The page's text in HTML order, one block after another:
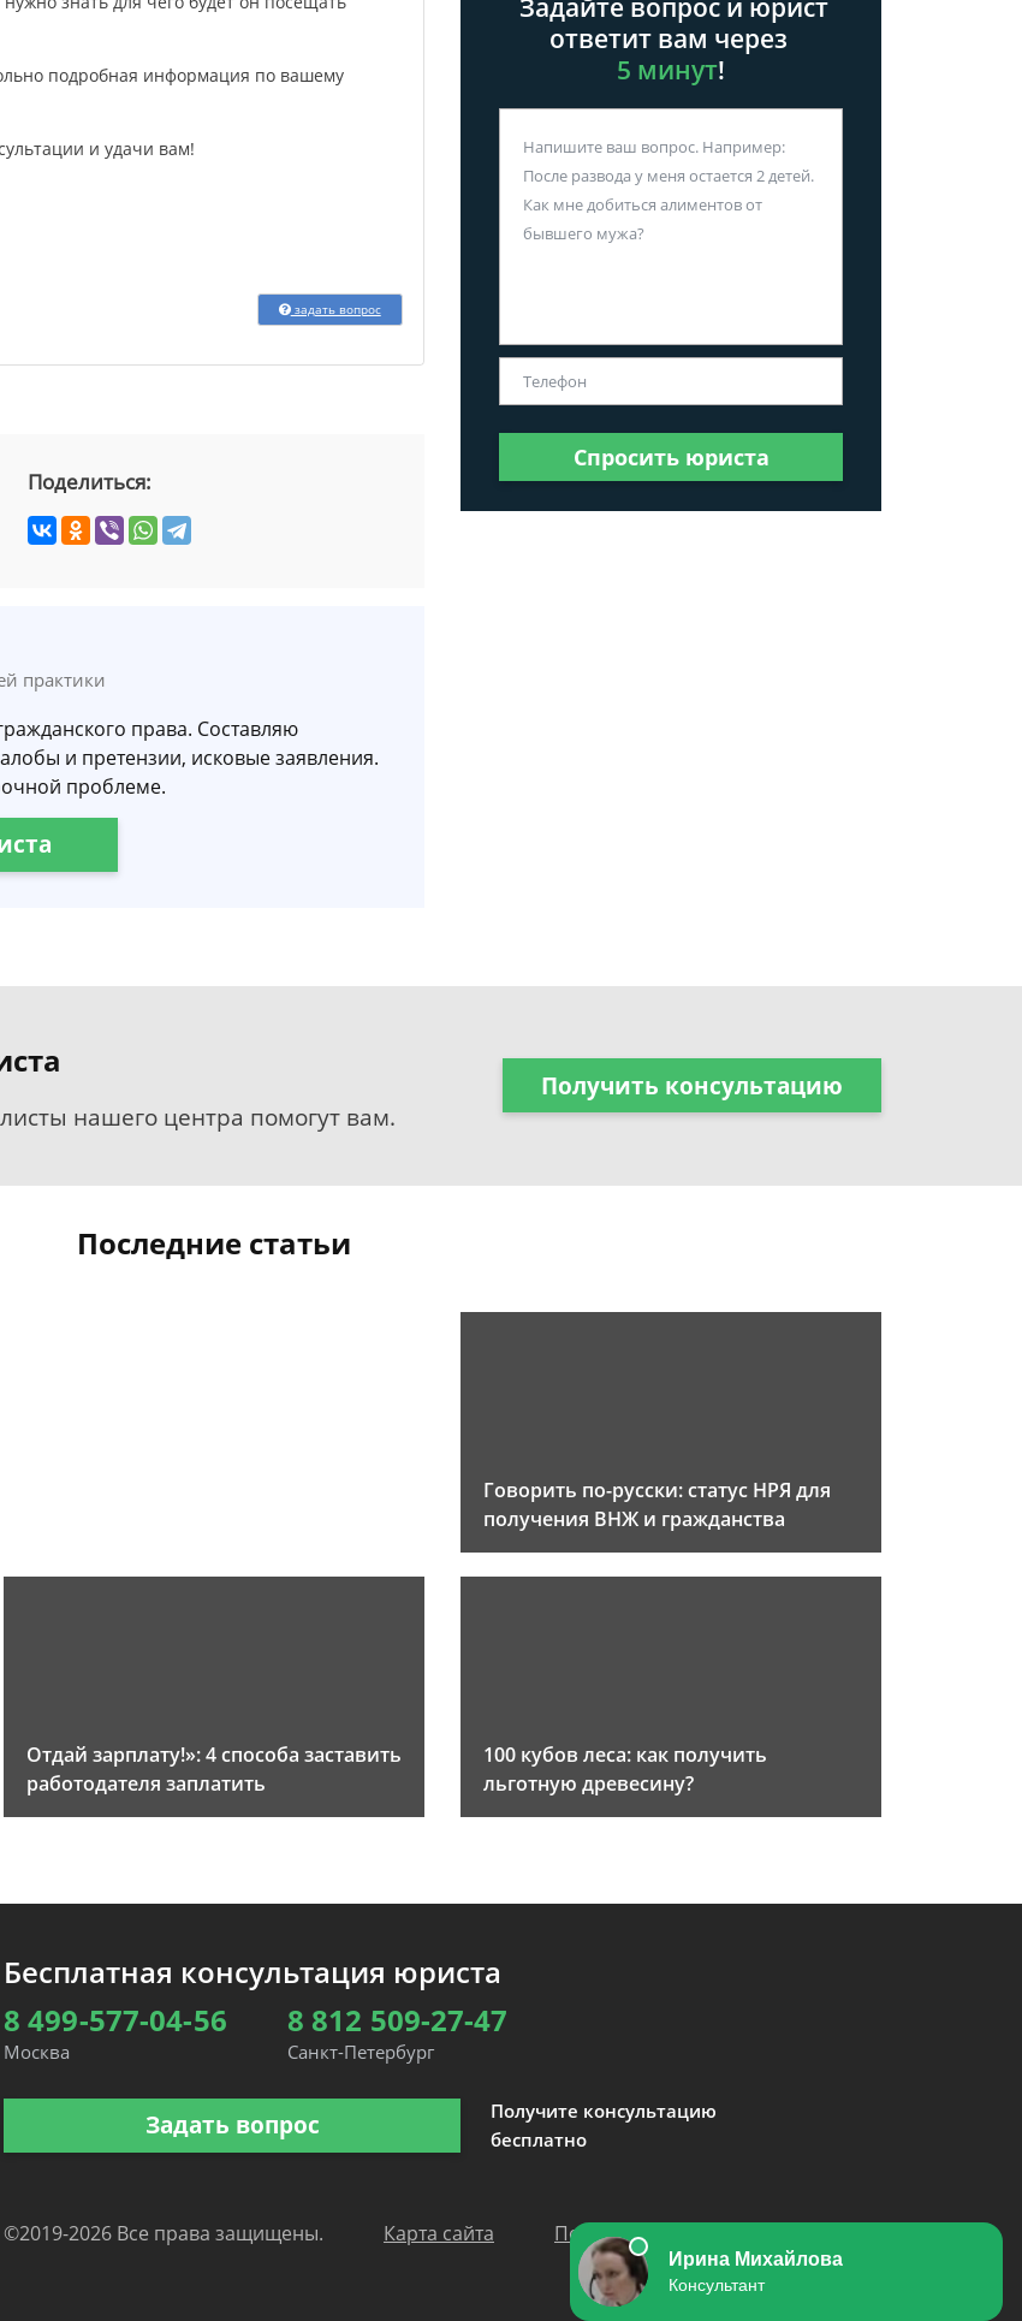
подробная информация по вашему
и удачи вам!
задать вопрос
Поделиться:
практики
права. Составляю
и претензии, исковые заявления.
проблеме.
Задайте вопрос и юрист
ответит вам через
5 минут!
Спросить юриста
нашего центра помогут вам.
Получить консультацию
Последние статьи
Говорить по-русски: статус НРЯ для
получения ВНЖ и гражданства
Отдай зарплату!»: 4 способа заставить
работодателя заплатить
100 кубов леса: как получить
льготную древесину?
Бесплатная консультация юриста
8 499-577-04-56
Москва
8 812 509-27-47
Санкт-Петербург
Задать вопрос
Получите консультацию
бесплатно
©2019-2026 Все права защищены. Карта сайта Политика персональных данных